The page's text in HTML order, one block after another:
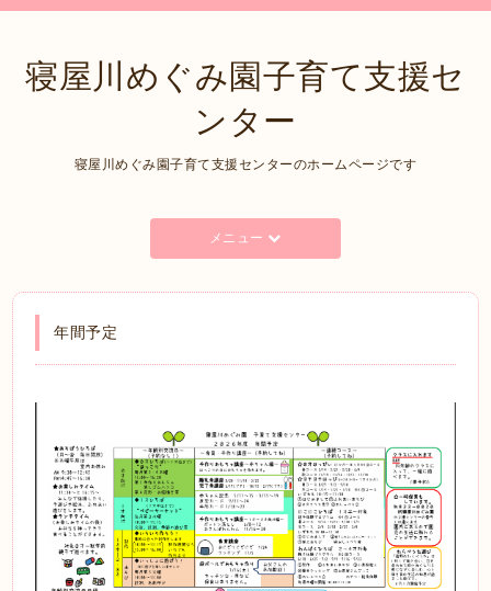
寝屋川めぐみ園子育て支援セ
ンター
寝屋川めぐみ園子育て支援センターのホームページです
メニュー
年間予定